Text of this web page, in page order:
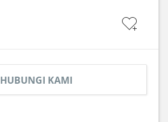
HUBUNGI KAMI